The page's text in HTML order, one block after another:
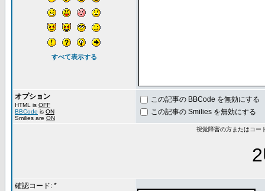
すべて表示する
オプション
HTML is OFF
BBCode is ON
Smilies are ON
この記事の BBCode を無効にする
この記事の Smilies を無効にする
視覚障害の方またはコー
確認コード: *